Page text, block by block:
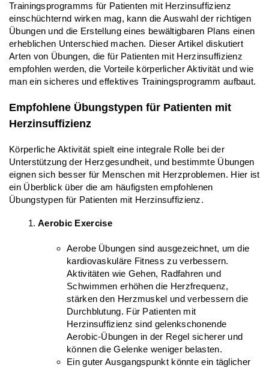
Trainingsprogramms für Patienten mit Herzinsuffizienz
einschüchternd wirken mag, kann die Auswahl der richtigen
Übungen und die Erstellung eines bewältigbaren Plans einen
erheblichen Unterschied machen. Dieser Artikel diskutiert
Arten von Übungen, die für Patienten mit Herzinsuffizienz
empfohlen werden, die Vorteile körperlicher Aktivität und wie
man ein sicheres und effektives Trainingsprogramm aufbaut.
Empfohlene Übungstypen für Patienten mit
Herzinsuffizienz
Körperliche Aktivität spielt eine integrale Rolle bei der
Unterstützung der Herzgesundheit, und bestimmte Übungen
eignen sich besser für Menschen mit Herzproblemen. Hier ist
ein Überblick über die am häufigsten empfohlenen
Übungstypen für Patienten mit Herzinsuffizienz.
Aerobic Exercise
Aerobe Übungen sind ausgezeichnet, um die
kardiovaskuläre Fitness zu verbessern.
Aktivitäten wie Gehen, Radfahren und
Schwimmen erhöhen die Herzfrequenz,
stärken den Herzmuskel und verbessern die
Durchblutung. Für Patienten mit
Herzinsuffizienz sind gelenkschonende
Aerobic-Übungen in der Regel sicherer und
können die Gelenke weniger belasten.
Ein guter Ausgangspunkt könnte ein täglicher